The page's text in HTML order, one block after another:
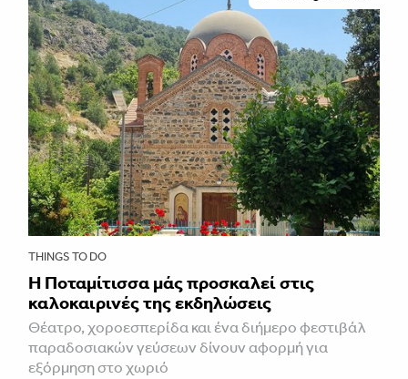
THINGS TO DO
Η Ποταμίτισσα μάς προσκαλεί στις
καλοκαιρινές της εκδηλώσεις
Θέατρο, χοροεσπερίδα και ένα διήμερο φεστιβάλ
παραδοσιακών γεύσεων δίνουν αφορμή για
εξόρμηση στο χωριό